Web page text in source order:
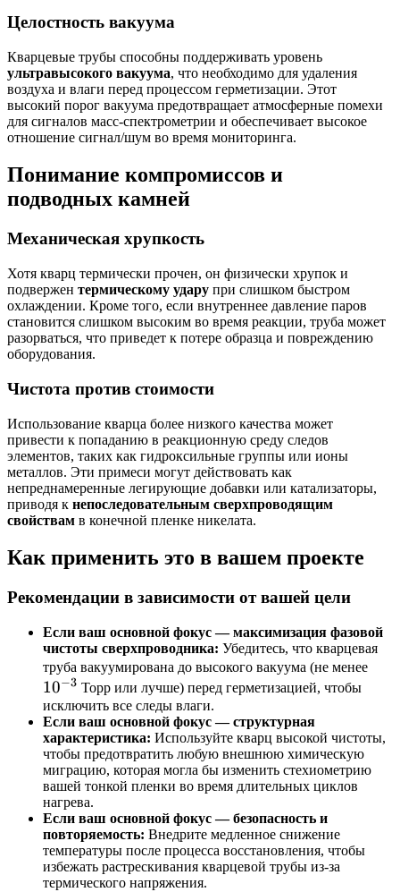
Целостность вакуума
Кварцевые трубы способны поддерживать уровень
ультравысокого вакуума, что необходимо для удаления
воздуха и влаги перед процессом герметизации. Этот
высокий порог вакуума предотвращает атмосферные помехи
для сигналов масс-спектрометрии и обеспечивает высокое
отношение сигнал/шум во время мониторинга.
Понимание компромиссов и
подводных камней
Механическая хрупкость
Хотя кварц термически прочен, он физически хрупок и
подвержен термическому удару при слишком быстром
охлаждении. Кроме того, если внутреннее давление паров
становится слишком высоким во время реакции, труба может
разорваться, что приведет к потере образца и повреждению
оборудования.
Чистота против стоимости
Использование кварца более низкого качества может
привести к попаданию в реакционную среду следов
элементов, таких как гидроксильные группы или ионы
металлов. Эти примеси могут действовать как
непреднамеренные легирующие добавки или катализаторы,
приводя к непоследовательным сверхпроводящим
свойствам в конечной пленке никелата.
Как применить это в вашем проекте
Рекомендации в зависимости от вашей цели
Если ваш основной фокус — максимизация фазовой
чистоты сверхпроводника: Убедитесь, что кварцевая
труба вакуумирована до высокого вакуума (не менее
10−3 Торр или лучше) перед герметизацией, чтобы
исключить все следы влаги.
Если ваш основной фокус — структурная
характеристика: Используйте кварц высокой чистоты,
чтобы предотвратить любую внешнюю химическую
миграцию, которая могла бы изменить стехиометрию
вашей тонкой пленки во время длительных циклов
нагрева.
Если ваш основной фокус — безопасность и
повторяемость: Внедрите медленное снижение
температуры после процесса восстановления, чтобы
избежать растрескивания кварцевой трубы из-за
термического напряжения.